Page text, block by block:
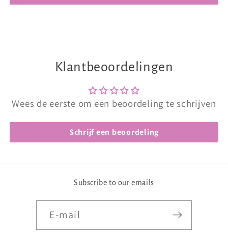
Klantbeoordelingen
Wees de eerste om een beoordeling te schrijven
Schrijf een beoordeling
Subscribe to our emails
E‑mail